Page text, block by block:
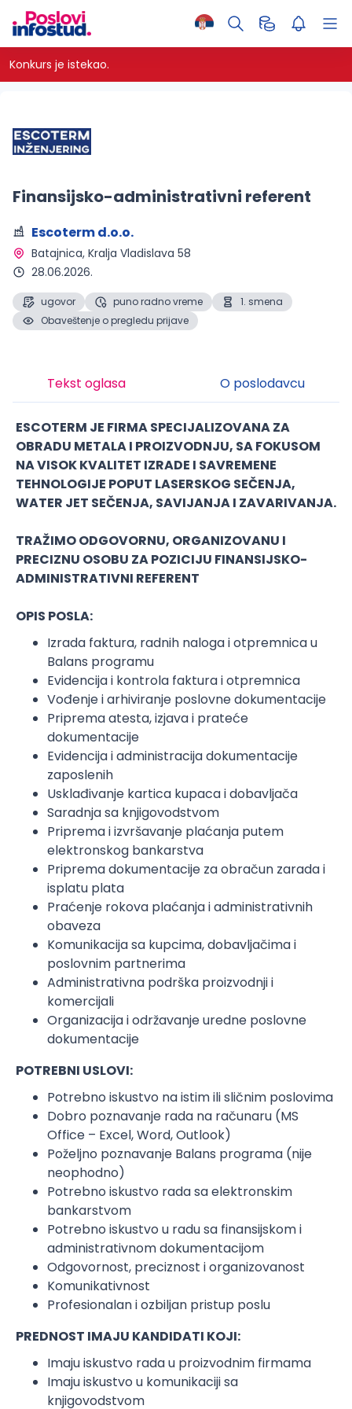
Konkurs je istekao.
Finansijsko-administrativni referent
Escoterm d.o.o.
Batajnica, Kralja Vladislava 58
28.06.2026.
ugovor puno radno vreme
1. smena
Obaveštenje o pregledu prijave
Tekst oglasa O poslodavcu
ESCOTERM JE FIRMA SPECIJALIZOVANA ZA
OBRADU METALA I PROIZVODNJU, SA FOKUSOM
NA VISOK KVALITET IZRADE I SAVREMENE
TEHNOLOGIJE POPUT LASERSKOG SEČENJA,
WATER JET SEČENJA, SAVIJANJA I ZAVARIVANJA.
TRAŽIMO ODGOVORNU, ORGANIZOVANU I
PRECIZNU OSOBU ZA POZICIJU FINANSIJSKO-
ADMINISTRATIVNI REFERENT
OPIS POSLA:
Izrada faktura, radnih naloga i otpremnica u
Balans programu
Evidencija i kontrola faktura i otpremnica
Vođenje i arhiviranje poslovne dokumentacije
Priprema atesta, izjava i prateće
dokumentacije
Evidencija i administracija dokumentacije
zaposlenih
Usklađivanje kartica kupaca i dobavljača
Saradnja sa knjigovodstvom
Priprema i izvršavanje plaćanja putem
elektronskog bankarstva
Priprema dokumentacije za obračun zarada i
isplatu plata
Praćenje rokova plaćanja i administrativnih
obaveza
Komunikacija sa kupcima, dobavljačima i
poslovnim partnerima
Administrativna podrška proizvodnji i
komercijali
Organizacija i održavanje uredne poslovne
dokumentacije
POTREBNI USLOVI:
Potrebno iskustvo na istim ili sličnim poslovima
Dobro poznavanje rada na računaru (MS
Office – Excel, Word, Outlook)
Poželjno poznavanje Balans programa (nije
neophodno)
Potrebno iskustvo rada sa elektronskim
bankarstvom
Potrebno iskustvo u radu sa finansijskom i
administrativnom dokumentacijom
Odgovornost, preciznost i organizovanost
Komunikativnost
Profesionalan i ozbiljan pristup poslu
PREDNOST IMAJU KANDIDATI KOJI:
Imaju iskustvo rada u proizvodnim firmama
Imaju iskustvo u komunikaciji sa
knjigovodstvom